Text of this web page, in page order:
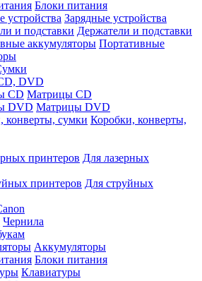
Блоки питания
Зарядные устройства
Держатели и подставки
Портативные
DVD
Матрицы CD
Матрицы DVD
Коробки, конверты,
Для лазерных
Для струйных
Чернила
Аккумуляторы
Блоки питания
Клавиатуры